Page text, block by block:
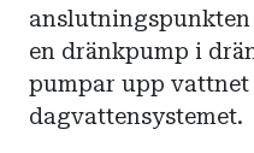
en dränkpump i
pumpar upp vattnet
dagvattensystemet.